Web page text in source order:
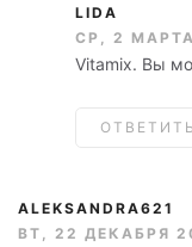
LIDA
СР, 2
Vitamix. Вы
ОТВЕТИТЬ
ALEKSANDRA621
ВТ, 22 ДЕКАБРЯ